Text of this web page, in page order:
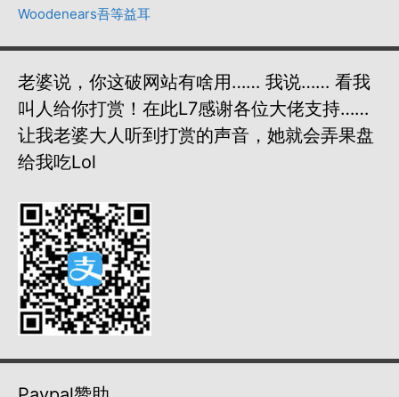
Woodenears吾等益耳
老婆说，你这破网站有啥用…… 我说…… 看我
叫人给你打赏！在此L7感谢各位大佬支持……
让我老婆大人听到打赏的声音，她就会弄果盘
给我吃lol